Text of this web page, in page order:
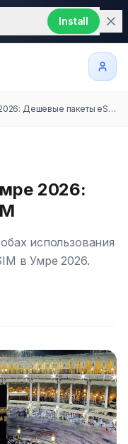
Install
Гид по интернету в Умре 2026: Дешевые пакеты eSIM
2026:
использования
в Умре 2026.